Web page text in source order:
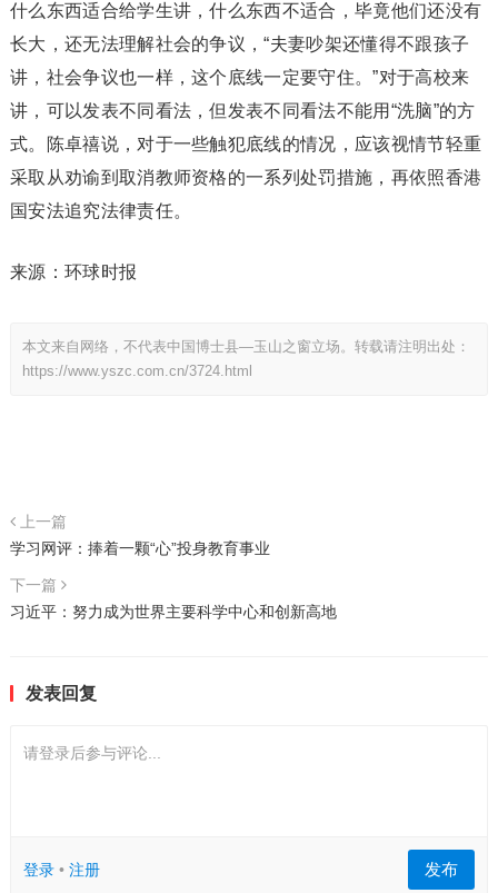
什么东西适合给学生讲，什么东西不适合，毕竟他们还没有
长大，还无法理解社会的争议，“夫妻吵架还懂得不跟孩子
讲，社会争议也一样，这个底线一定要守住。”对于高校来
讲，可以发表不同看法，但发表不同看法不能用“洗脑”的方
式。陈卓禧说，对于一些触犯底线的情况，应该视情节轻重
采取从劝谕到取消教师资格的一系列处罚措施，再依照香港
国安法追究法律责任。
来源：环球时报
本文来自网络，不代表中国博士县—玉山之窗立场。转载请注明出处：
https://www.yszc.com.cn/3724.html
上一篇
学习网评：捧着一颗“心”投身教育事业
下一篇
习近平：努力成为世界主要科学中心和创新高地
发表回复
请登录后参与评论...
登录• 注册 发布